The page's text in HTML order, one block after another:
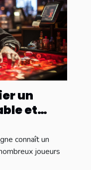
un
et
connaît un
joueurs